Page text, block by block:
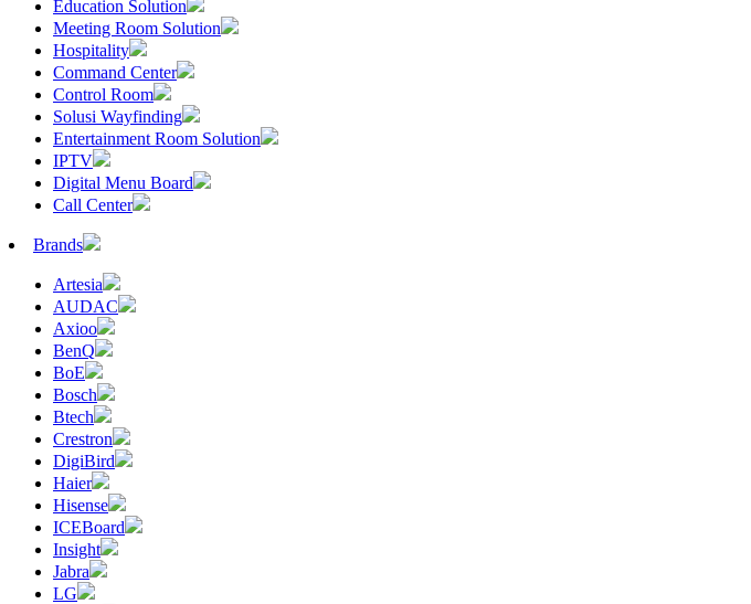
Education Solution
Meeting Room Solution
Hospitality
Command Center
Control Room
Solusi Wayfinding
Entertainment Room Solution
IPTV
Digital Menu Board
Call Center
Brands
Artesia
AUDAC
Axioo
BenQ
BoE
Bosch
Btech
Crestron
DigiBird
Haier
Hisense
ICEBoard
Insight
Jabra
LG